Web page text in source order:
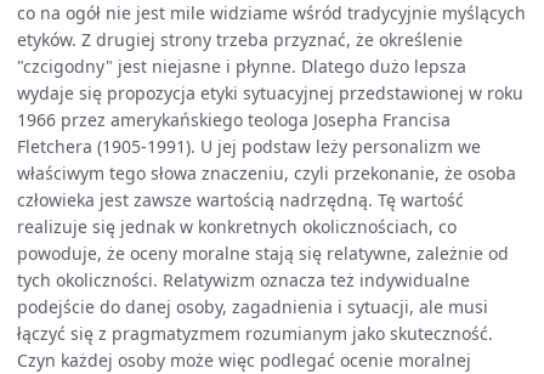
co na ogół nie jest mile widziame wśród tradycyjnie myślących
etyków. Z drugiej strony trzeba przyznać, że określenie
"czcigodny" jest niejasne i płynne. Dlatego dużo lepsza
wydaje się propozycja etyki sytuacyjnej przedstawionej w roku
1966 przez amerykańskiego teologa Josepha Francisa
Fletchera (1905-1991). U jej podstaw leży personalizm we
właściwym tego słowa znaczeniu, czyli przekonanie, że osoba
człowieka jest zawsze wartością nadrzędną. Tę wartość
realizuje się jednak w konkretnych okolicznościach, co
powoduje, że oceny moralne stają się relatywne, zależnie od
tych okoliczności. Relatywizm oznacza też indywidualne
podejście do danej osoby, zagadnienia i sytuacji, ale musi
łączyć się z pragmatyzmem rozumianym jako skuteczność.
Czyn każdej osoby może więc podlegać ocenie moralnej